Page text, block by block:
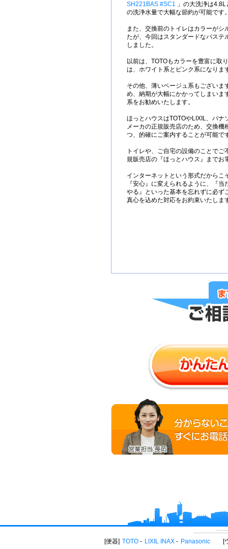
SH221BAS #SC1 」の大洗浄は
の洗浄水量で大幅な節約が可能です
また、交換前のトイレはカラーがシ
たが、今回はスタンダードなパステ
しました。
以前は、TOTOもカラーを豊富に取
は、ホワイト系とピンク系になりま
その他、薄いベージュ系もございま
め、納期が大幅にかかってしまいま
系をお勧めいたします。
ほっとハウスはTOTOやLIXIL、パナ
メーカの正規販売店のため、交換機
つ、的確にご案内することが可能で
トイレや、ご自宅の設備のことで
規販売店の『ほっとハウス』までお
インターネットという形式だからこ
『安心』に変えられるように、『
やる』といった基本を忘れずに必ず
真心を込めた対応をお約束いたしま
便器 TOTO LIXIL INAX Panasonic